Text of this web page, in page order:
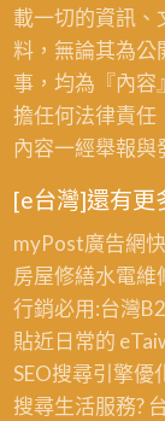
載一切的資訊、
料，無論其為公
事，均為『內容
擔任何法律責任
內容一經舉報與
[e台灣]還有更
myPost廣告網
房屋修繕水電維
行銷必用:台灣
貼近日常的
SEO搜尋引擎優
搜尋生活服務?